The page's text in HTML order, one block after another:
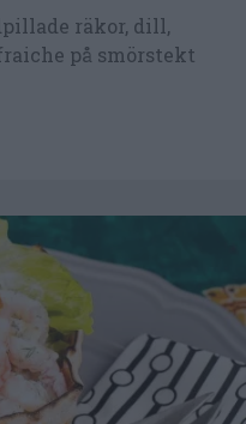
räkor, dill,
på smörstekt